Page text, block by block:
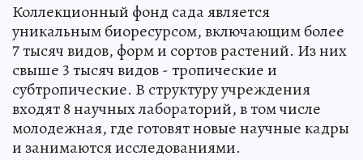
Коллекционный фонд сада является
уникальным биоресурсом, включающим более
7 тысяч видов, форм и сортов растений. Из них
свыше 3 тысяч видов - тропические и
субтропические. В структуру учреждения
входят 8 научных лабораторий, в том числе
молодежная, где готовят новые научные кадры
и занимаются исследованиями.